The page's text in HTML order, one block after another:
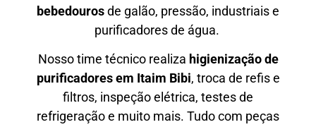
bebedourosde galão, pressão, industriais e
purificadores de água.
Nosso time técnico realiza higienização de
purificadores em Itaim Bibi, troca de refis e
filtros, inspeção elétrica, testes de
refrigeração e muito mais. Tudo com peças